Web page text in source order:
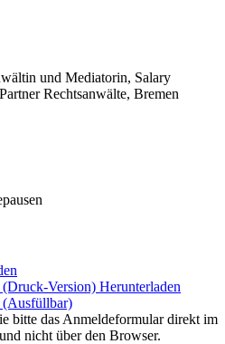
und Mediatorin, Salary
Rechtsanwälte, Bremen
Version) Herunterladen
bitte das Anmeldeformular direkt im
nicht über den Browser.